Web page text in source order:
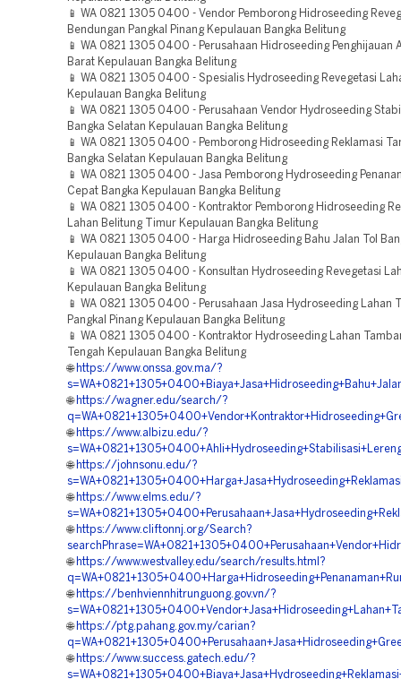
📱 WA 0821 1305 0400 - Vendor Pemborong Hidroseeding
Bendungan Pangkal Pinang Kepulauan Bangka Belitung
📱 WA 0821 1305 0400 - Perusahaan Hidroseeding Penghijauan
Barat Kepulauan Bangka Belitung
📱 WA 0821 1305 0400 - Spesialis Hydroseeding Revegetasi
Kepulauan Bangka Belitung
📱 WA 0821 1305 0400 - Perusahaan Vendor Hydroseeding
Bangka Selatan Kepulauan Bangka Belitung
📱 WA 0821 1305 0400 - Pemborong Hidroseeding Reklamasi
Bangka Selatan Kepulauan Bangka Belitung
📱 WA 0821 1305 0400 - Jasa Pemborong Hydroseeding
Cepat Bangka Kepulauan Bangka Belitung
📱 WA 0821 1305 0400 - Kontraktor Pemborong Hidroseeding
Lahan Belitung Timur Kepulauan Bangka Belitung
📱 WA 0821 1305 0400 - Harga Hidroseeding Bahu Jalan Tol
Kepulauan Bangka Belitung
📱 WA 0821 1305 0400 - Konsultan Hydroseeding Revegetasi
Kepulauan Bangka Belitung
📱 WA 0821 1305 0400 - Perusahaan Jasa Hydroseeding Lahan
Pangkal Pinang Kepulauan Bangka Belitung
📱 WA 0821 1305 0400 - Kontraktor Hydroseeding Lahan
Tengah Kepulauan Bangka Belitung
🌐 https://www.onssa.gov.ma/?
🌐 https://wagner.edu/search/?
🌐 https://www.albizu.edu/?
🌐 https://johnsonu.edu/?
🌐 https://www.elms.edu/?
🌐 https://www.cliftonnj.org/Search?
🌐 https://www.westvalley.edu/search/results.html?
🌐 https://benhviennhitrunguong.gov.vn/?
🌐 https://ptg.pahang.gov.my/carian?
🌐 https://www.success.gatech.edu/?